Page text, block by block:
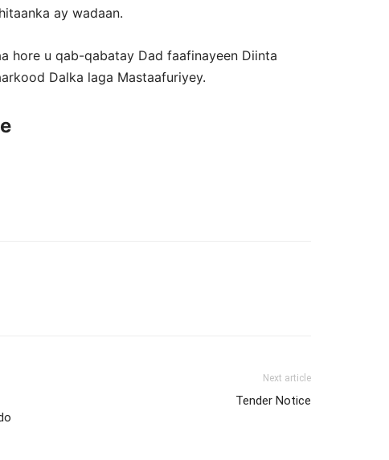
ay wadaan.
hore u qab-qabatay Dad faafinayeen Diinta
Dalka laga Mastaafuriyey.
Next article
Tender Notice